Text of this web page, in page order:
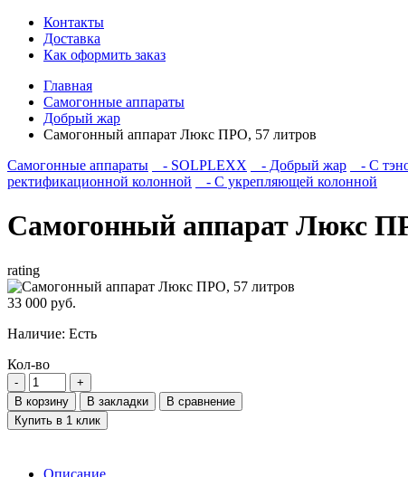
Контакты
Доставка
Как оформить заказ
Главная
Самогонные аппараты
Добрый жар
Самогонный аппарат Люкс ПРО, 57 литров
Самогонные аппараты
- SOLPLEXX - Добрый жар - С
ректификационной колонной
- С укрепляющей колонной
Самогонный аппарат Люкс
rating
33 000 руб.
Наличие: Есть
Кол-во
В корзину В закладки
В сравнение
Купить в 1 клик
Описание